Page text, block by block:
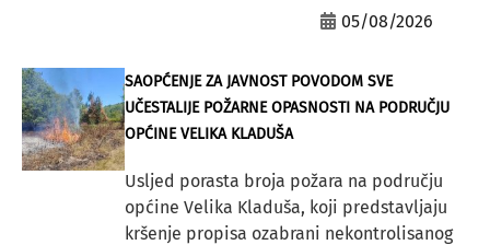
05/08/2026
SAOPĆENJE ZA JAVNOST POVODOM SVE
UČESTALIJE POŽARNE OPASNOSTI NA PODRUČJU
OPĆINE VELIKA KLADUŠA
Usljed porasta broja požara na području
općine Velika Kladuša, koji predstavljaju
kršenje propisa ozabrani nekontrolisanog